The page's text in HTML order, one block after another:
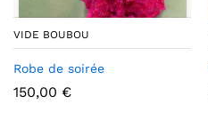
VIDE BOUBOU
Robe de soirée
150,00 €